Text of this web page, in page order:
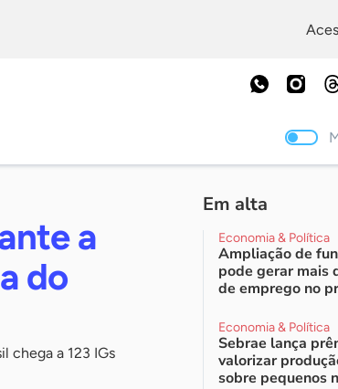
a
do
chega a 123 IGs
Em alta
Economia & Política
Ampliação de
pode gerar mais
de emprego no
Economia & Política
Sebrae lança
valorizar
sobre pequenos